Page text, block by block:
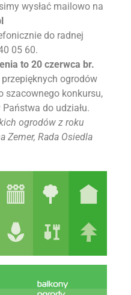
wysłać mailowo na
do radnej
05 60.
to 20 czerwca br.
przepięknych ogrodów
szacownego konkursu,
do udziału.
ogrodów z roku
Zemer, Rada Osiedla